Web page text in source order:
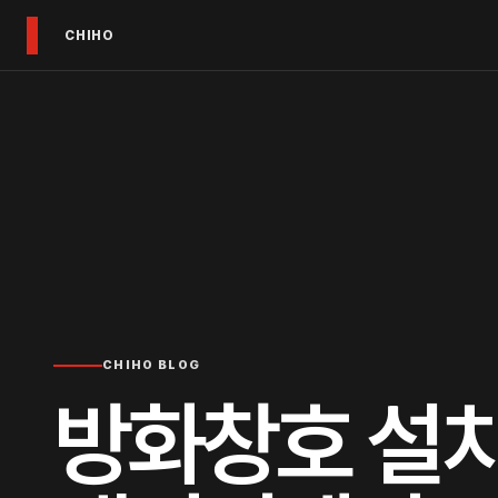
CHIHO
CHIHO BLOG
방화창호 설